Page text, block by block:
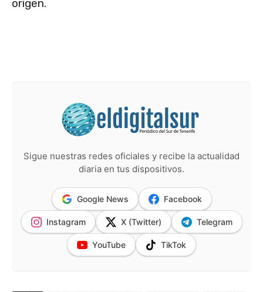
origen.
Sigue nuestras redes oficiales y recibe la actualidad
diaria en tus dispositivos.
Google News Facebook
Instagram X (Twitter) Telegram
YouTube TikTok